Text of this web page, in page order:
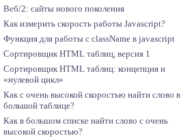
Веб/2: сайты нового поколения
Как измерить скорость работы Javascript?
Функция для работы с className в javascript
Сортировщик HTML таблиц, версия 1
Сортировщик HTML таблиц: концепция и
«нулевой цикл»
Как с очень высокой скоростью найти слово в
большой таблице?
Как в большом списке найти слово с очень
высокой скоростью?